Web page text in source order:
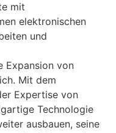
mit
elektronischen
und
Expansion von
Mit dem
Expertise von
Technologie
ausbauen, seine